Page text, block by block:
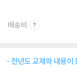
배송비
전년도 교재와 내용이